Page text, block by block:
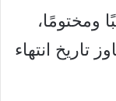
ومختومًا،
تاريخ انتهاء